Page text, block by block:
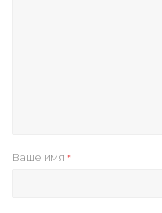
Ваше имя *